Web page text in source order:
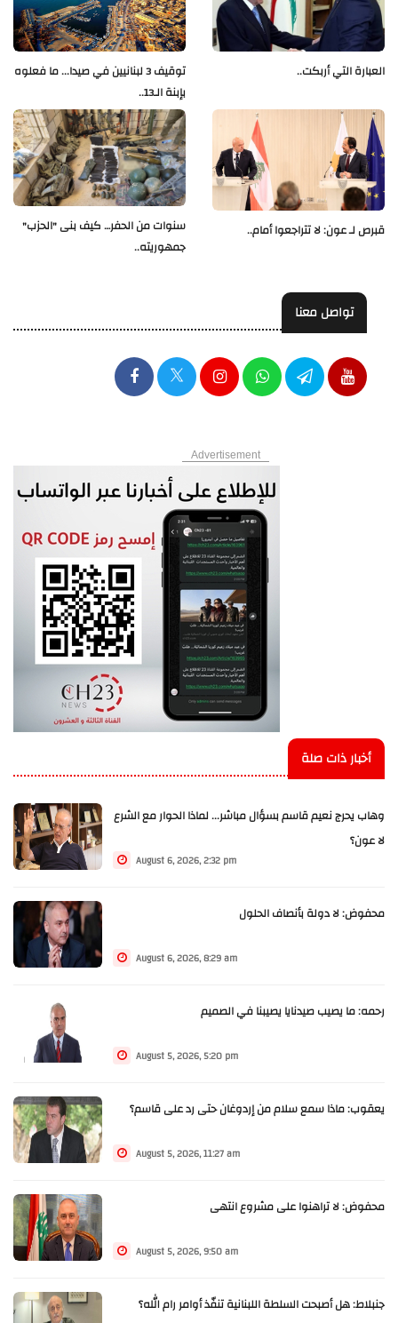
توقيف 3 لبنانيين في صيدا... ما فعلوه
بإبنة الـ13..
العبارة التي أربكت..
سنوات من الحفر… كيف بنى "الحزب"
جمهوريته..
قبرص لـ عون: لا تتراجعوا أمام..
تواصل معنا
Advertisement
أخبار ذات صلة
وهاب يحرج نعيم قاسم بسؤال مباشر... لماذا الحوار مع الشرع
لا عون؟
August 6, 2026, 2:32 pm
محفوض: لا دولة بأنصاف الحلول
August 6, 2026, 8:29 am
رحمه: ما يصيب صيدنايا يصيبنا في الصميم
August 5, 2026, 5:20 pm
يعقوب: ماذا سمع سلام من إردوغان حتى رد على قاسم؟
August 5, 2026, 11:27 am
محفوض: لا تراهنوا على مشروع انتهى
August 5, 2026, 9:50 am
جنبلاط: هل أصبحت السلطة اللبنانية تنفّذ أوامر رام الله؟